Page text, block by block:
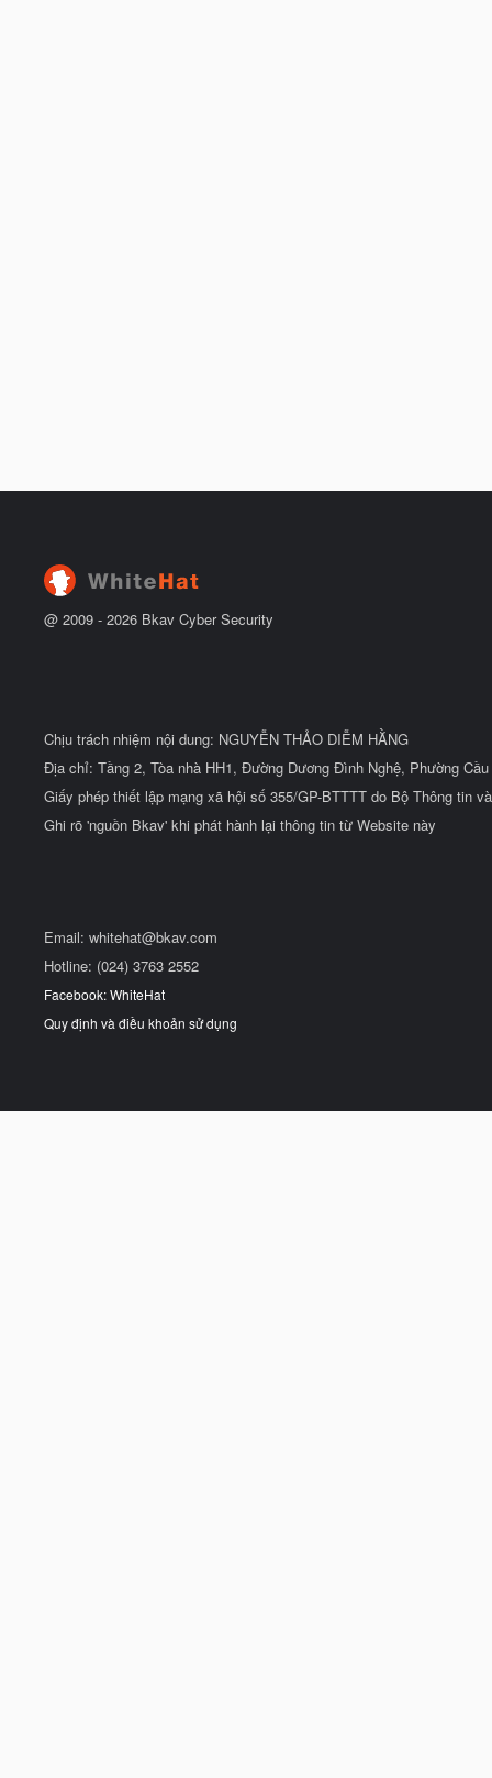
@ 2009 - 2026 Bkav Cyber Security
Chịu trách nhiệm nội dung: NGUYỄN THẢO DIỄM HẰNG
Địa chỉ: Tầng 2, Tòa nhà HH1, Đường Dương Đình Nghệ, Phường
Giấy phép thiết lập mạng xã hội số 355/GP-BTTTT do Bộ Thông tin
Ghi rõ 'nguồn Bkav' khi phát hành lại thông tin từ Website này
Email: whitehat@bkav.com
Hotline: (024) 3763 2552
Facebook: WhiteHat
Quy định và điều khoản sử dụng